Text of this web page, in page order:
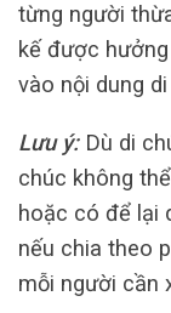
từng người
kế được
vào nội dung
Lưu ý: Dù di
chúc không
hoặc có để lại
nếu chia theo
mỗi người cần